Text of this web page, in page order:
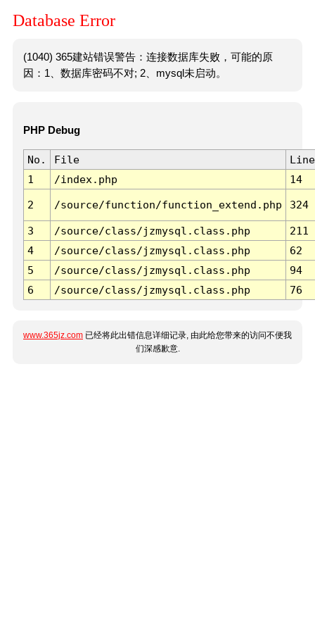
Database Error
(1040) 365建站错误警告：连接数据库失败，可能的原
因：1、数据库密码不对; 2、mysql未启动。
PHP Debug
No. File
Line
1
/index.php 14
2 /source/function/function_extend.php 324
3 /source/class/jzmysql.class.php
211
4
/source/class/jzmysql.class.php
62
5
/source/class/jzmysql.class.php
94
6
/source/class/jzmysql.class.php 76
www.365jz.com 已经将此出错信息详细记录, 由此给您带来的访问不便我
们深感歉意.